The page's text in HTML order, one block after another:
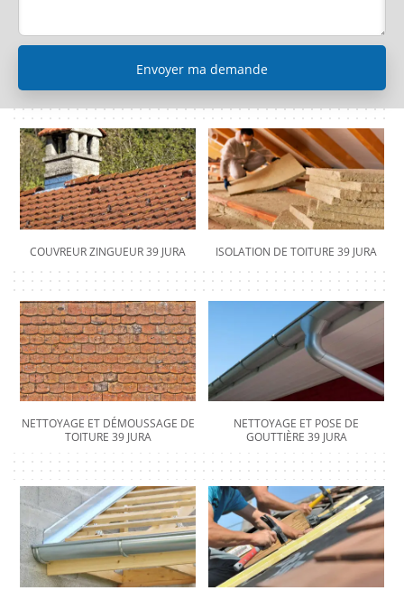
COUVREUR ZINGUEUR 39 JURA ISOLATION DE TOITURE 39 JURA
NETTOYAGE ET DÉMOUSSAGE DE
TOITURE 39 JURA
NETTOYAGE ET POSE DE
GOUTTIÈRE 39 JURA